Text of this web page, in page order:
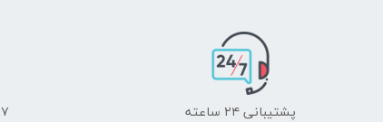
پشتیبانی ۲۴ ساعته ۷ روز ضمانت بازگشت